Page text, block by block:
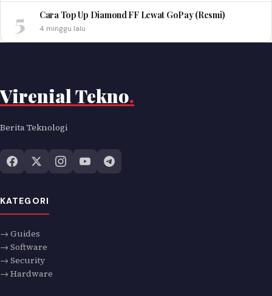
5 Cara Top Up Diamond FF Lewat GoPay (Resmi)
4 minggu lalu
Virenial Tekno.
Berita Teknologi
KATEGORI
→ Guides
→ Software
→ Security
→ Hardware